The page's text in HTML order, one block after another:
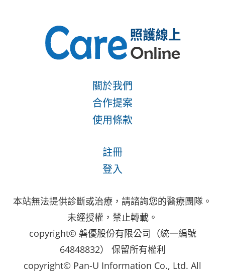
關於我們
合作提案
使用條款
註冊
登入
本站無法提供診斷或治療，請諮詢您的醫療團隊。
未經授權，禁止轉載。
copyright© 磐優股份有限公司（統一編號
64848832） 保留所有權利
copyright© Pan-U Information Co., Ltd. All